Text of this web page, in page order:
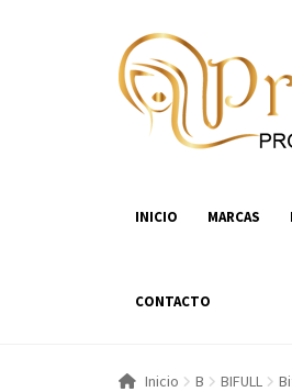
Ir
a
la
navegación
Ir
al
contenido
INICIO MARCAS
CONTACTO
Inicio B BIFULL